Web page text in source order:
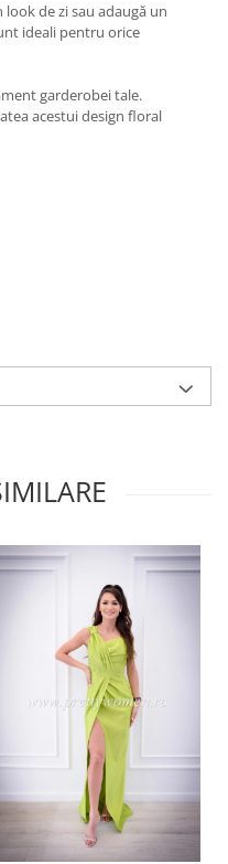
de zi sau adaugă un
ideali pentru orice
garderobei tale.
acestui design floral